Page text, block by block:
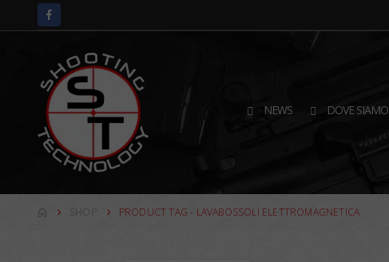
NEWS DOVE SIAMO
SHOP PRODUCT TAG - LAVABOSSOLI ELETTROMAGNETICA